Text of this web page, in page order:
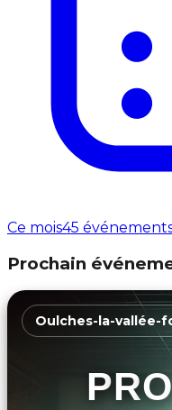
Ce mois45
Prochain